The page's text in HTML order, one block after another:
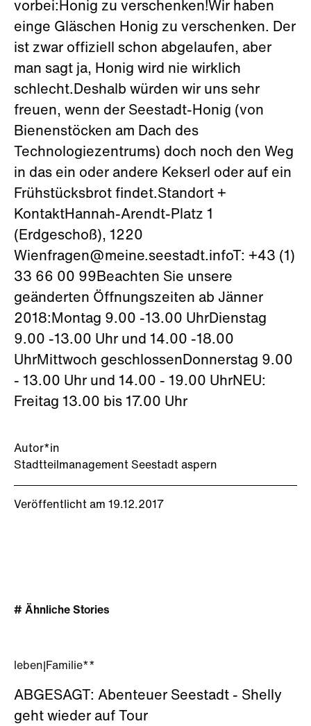
Autor*in
Stadtteilmanagement Seestadt aspern
Veröffentlicht am 19.12.2017
vorbei:Honig zu verschenken!Wir haben
einge Gläschen Honig zu verschenken. Der
ist zwar offiziell schon abgelaufen, aber
man sagt ja, Honig wird nie wirklich
schlecht.Deshalb würden wir uns sehr
freuen, wenn der Seestadt-Honig (von
Bienenstöcken am Dach des
Technologiezentrums) doch noch den Weg
in das ein oder andere Kekserl oder auf ein
Frühstücksbrot findet.Standort +
KontaktHannah-Arendt-Platz 1
(Erdgeschoß), 1220
Wienfragen@meine.seestadt.infoT: +43 (1)
33 66 00 99Beachten Sie unsere
geänderten Öffnungszeiten ab Jänner
2018:Montag 9.00 -13.00 UhrDienstag
9.00 -13.00 Uhr und 14.00 -18.00
UhrMittwoch geschlossenDonnerstag 9.00
- 13.00 Uhr und 14.00 - 19.00 UhrNEU:
Freitag 13.00 bis 17.00 Uhr
# Ähnliche Stories
leben Familie**
ABGESAGT: Abenteuer Seestadt - Shelly
geht wieder auf Tour